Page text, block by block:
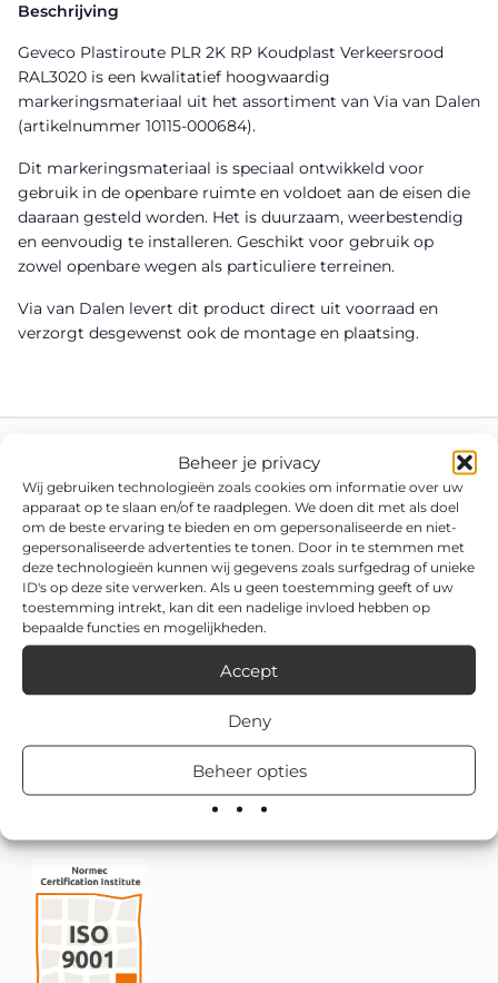
Beheer je privacy
Wij gebruiken technologieën zoals cookies om informatie over uw
apparaat op te slaan en/of te raadplegen. We doen dit met als doel
om de beste ervaring te bieden en om gepersonaliseerde en niet-
gepersonaliseerde advertenties te tonen. Door in te stemmen met
deze technologieën kunnen wij gegevens zoals surfgedrag of unieke
ID's op deze site verwerken. Als u geen toestemming geeft of uw
toestemming intrekt, kan dit een nadelige invloed hebben op
bepaalde functies en mogelijkheden.
Accept
Deny
Beheer opties
Beschrijving
Geveco Plastiroute PLR 2K RP Koudplast Verkeersrood
RAL3020 is een kwalitatief hoogwaardig
markeringsmateriaal uit het assortiment van Via van Dalen
(artikelnummer 10115-000684).
Dit markeringsmateriaal is speciaal ontwikkeld voor
gebruik in de openbare ruimte en voldoet aan de eisen die
daaraan gesteld worden. Het is duurzaam, weerbestendig
en eenvoudig te installeren. Geschikt voor gebruik op
zowel openbare wegen als particuliere terreinen.
Via van Dalen levert dit product direct uit voorraad en
verzorgt desgewenst ook de montage en plaatsing.